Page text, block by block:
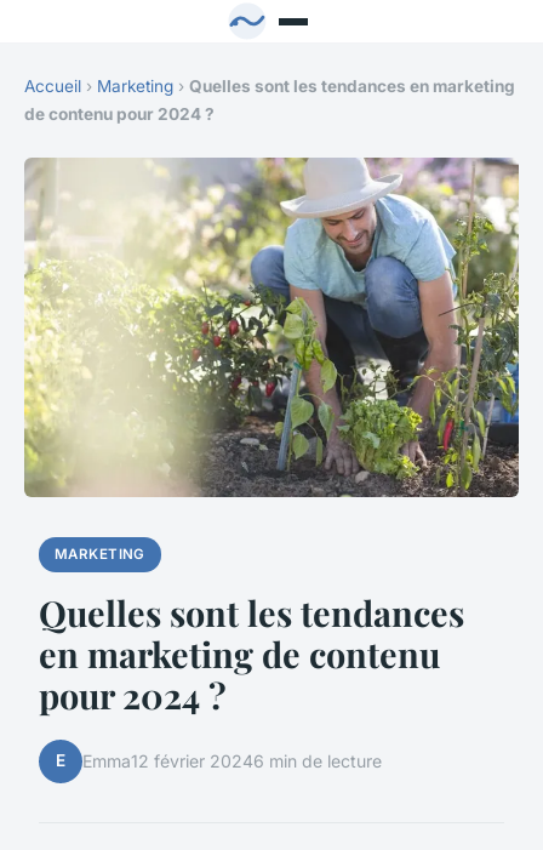
Accueil › Marketing › Quelles sont les tendances en marketing
de contenu pour 2024 ?
MARKETING
Quelles sont les tendances
en marketing de contenu
pour 2024 ?
E Emma12 février 20246 min de lecture